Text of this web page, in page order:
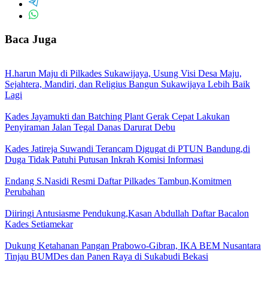
Baca Juga
H.harun Maju di Pilkades Sukawijaya, Usung Visi Desa Maju,
Sejahtera, Mandiri, dan Religius Bangun Sukawijaya Lebih Baik
Lagi
Kades Jayamukti dan Batching Plant Gerak Cepat Lakukan
Penyiraman Jalan Tegal Danas Darurat Debu
Kades Jatireja Suwandi Terancam Digugat di PTUN Bandung,di
Duga Tidak Patuhi Putusan Inkrah Komisi Informasi
Endang S.Nasidi Resmi Daftar Pilkades Tambun,Komitmen
Perubahan
Diiringi Antusiasme Pendukung,Kasan Abdullah Daftar Bacalon
Kades Setiamekar
Dukung Ketahanan Pangan Prabowo-Gibran, IKA BEM Nusantara
Tinjau BUMDes dan Panen Raya di Sukabudi Bekasi